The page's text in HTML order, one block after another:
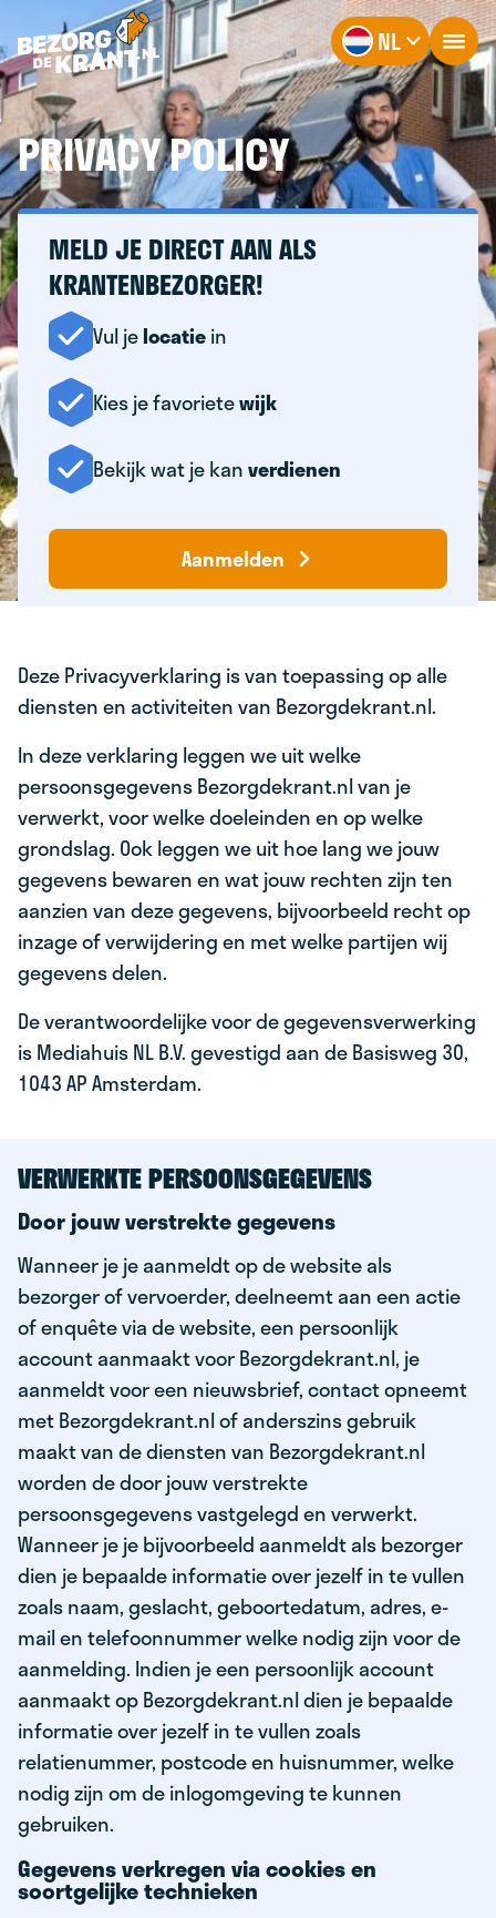
NL
PRIVACY POLICY
MELD JE DIRECT AAN ALS
KRANTENBEZORGER!
Vul jelocatiein
Kies je favorietewijk
Bekijk wat je kanverdienen
Aanmelden
Deze Privacyverklaring is van toepassing op alle
diensten en activiteiten van Bezorgdekrant.nl.
In deze verklaring leggen we uit welke
persoonsgegevens Bezorgdekrant.nl van je
verwerkt, voor welke doeleinden en op welke
grondslag. Ook leggen we uit hoe lang we jouw
gegevens bewaren en wat jouw rechten zijn ten
aanzien van deze gegevens, bijvoorbeeld recht op
inzage of verwijdering en met welke partijen wij
gegevens delen.
De verantwoordelijke voor de gegevensverwerking
is Mediahuis NL B.V. gevestigd aan de Basisweg 30,
1043 AP Amsterdam.
VERWERKTE PERSOONSGEGEVENS
Door jouw verstrekte gegevens
Wanneer je je aanmeldt op de website als
bezorger of vervoerder, deelneemt aan een actie
of enquête via de website, een persoonlijk
account aanmaakt voor Bezorgdekrant.nl, je
aanmeldt voor een nieuwsbrief, contact opneemt
met Bezorgdekrant.nl of anderszins gebruik
maakt van de diensten van Bezorgdekrant.nl
worden de door jouw verstrekte
persoonsgegevens vastgelegd en verwerkt.
Wanneer je je bijvoorbeeld aanmeldt als bezorger
dien je bepaalde informatie over jezelf in te vullen
zoals naam, geslacht, geboortedatum, adres, e-
mail en telefoonnummer welke nodig zijn voor de
aanmelding. Indien je een persoonlijk account
aanmaakt op Bezorgdekrant.nl dien je bepaalde
informatie over jezelf in te vullen zoals
relatienummer, postcode en huisnummer, welke
nodig zijn om de inlogomgeving te kunnen
gebruiken.
Gegevens verkregen via cookies en
soortgelijke technieken